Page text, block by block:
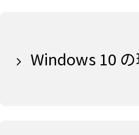
Windows 10